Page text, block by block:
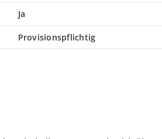
Ja
Provisionspflichtig